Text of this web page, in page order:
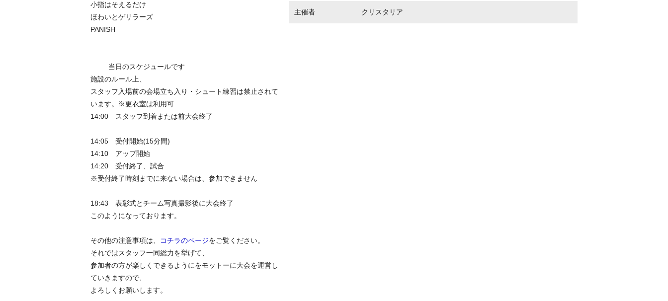
小指はそえるだけ
ほわいとゲリラーズ
PANISH
当日のスケジュールです
施設のルール上、
スタッフ入場前の会場立ち入り・シュート練習は禁止されて
います。※更衣室は利用可
14:00 スタッフ到着または前大会終了
14:05 受付開始(15分間)
14:10 アップ開始
14:20 受付終了、試合
※受付終了時刻までに来ない場合は、参加できません
18:43 表彰式とチーム写真撮影後に大会終了
このようになっております。
その他の注意事項は、 コチラのページをご覧ください。
それではスタッフ一同総力を挙げて、
参加者の方が楽しくできるようにをモットーに大会を運営し
ていきますので、
よろしくお願いします。
主催者 クリスタリア